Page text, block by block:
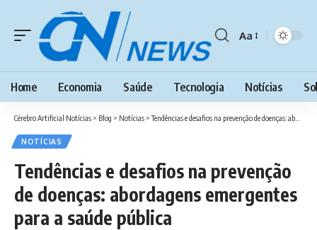
Font
Aa
Home Economia Saúde Tecnologia Notícias
Cérebro Artificial Notícias > Blog > Notícias >Tendências e desafios na prevenção de doenças: abordagens emergentes para a saúde pública
NOTÍCIAS
Tendências e desafios na prevenção
de doenças: abordagens emergentes
para a saúde pública